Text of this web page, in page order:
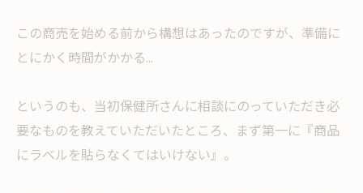
この商売を始める前から構想はあったのですが、準備に
とにかく時間がかかる...
というのも、当初保健所さんに相談にのっていただき必
要なものを教えていただいたところ、まず第一に『商品
にラベルを貼らなくてはいけない』。